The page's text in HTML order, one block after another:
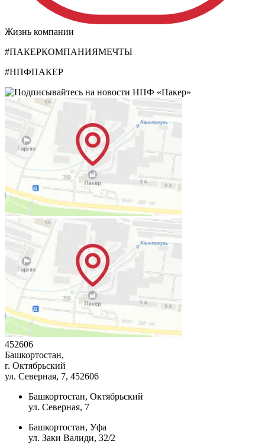
Жизнь компании
#ПАКЕРКОМПАНИЯМЕЧТЫ
#НПФПАКЕР
452606
Башкортостан,
г. Октябрьский
ул. Северная, 7, 452606
Башкортостан, Октябрьский
ул. Северная, 7
Башкортостан, Уфа
ул. Заки Валиди, 32/2